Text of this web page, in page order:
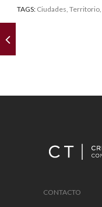
TAGS: Ciudades Territorio
CONTACTO